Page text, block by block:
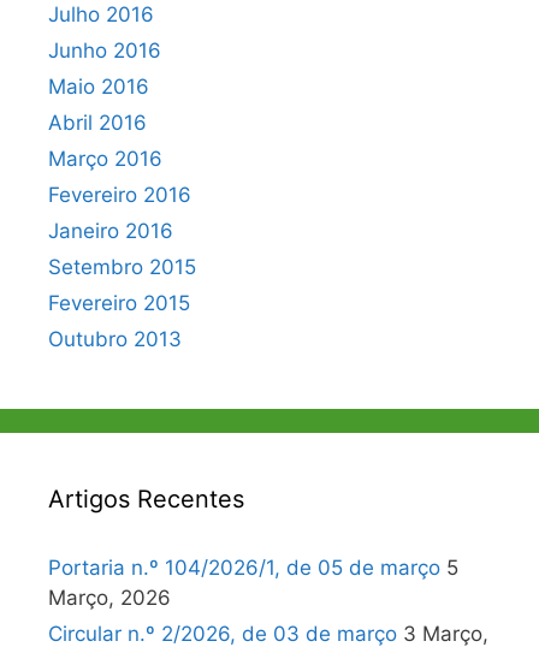
Julho 2016
Junho 2016
Maio 2016
Abril 2016
Março 2016
Fevereiro 2016
Janeiro 2016
Setembro 2015
Fevereiro 2015
Outubro 2013
Artigos Recentes
Portaria n.º 104/2026/1, de 05 de março 5
Março, 2026
Circular n.º 2/2026, de 03 de março 3 Março,